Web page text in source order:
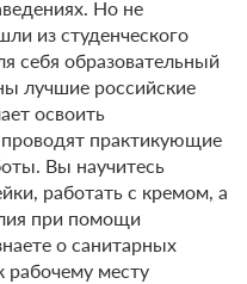
Но не
из студенческого
себя образовательный
лучшие российские
освоить
практикующие
Вы научитесь
работать с кремом, а
при помощи
о санитарных
рабочему месту